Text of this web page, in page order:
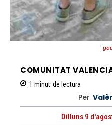
COMUNITAT
1 minut de lectura
Per
Dilluns 9